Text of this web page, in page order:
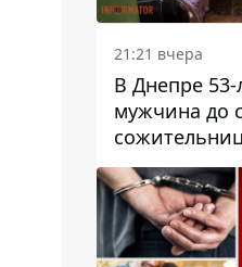
21:21 вчера
В Днепре 53-
мужчина до
скрыть
детали